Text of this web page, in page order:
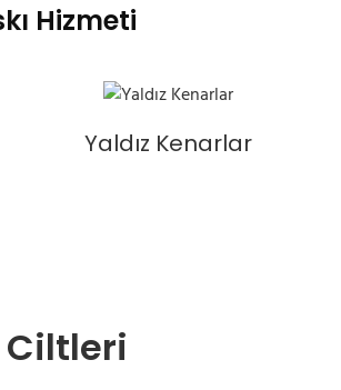
Hizmeti
Yaldız Kenarlar